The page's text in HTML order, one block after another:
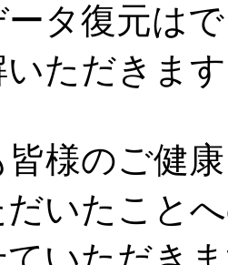
ータ復元は
ただきま
様のご健
だいたこと